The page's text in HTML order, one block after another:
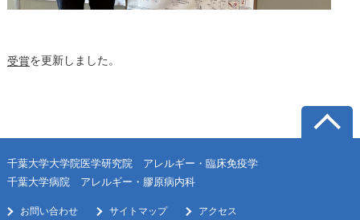
受賞を更新しました。
千葉大学大学院医学研究院 アレルギー・臨床免疫学
千葉大学病院 アレルギー・膠原病内科
お問い合わせ サイトマップ アクセス